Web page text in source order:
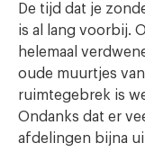
De tijd dat je
is al lang voorbij.
helemaal
oude muurtjes
ruimtegebrek is
Ondanks dat er
afdelingen bijna